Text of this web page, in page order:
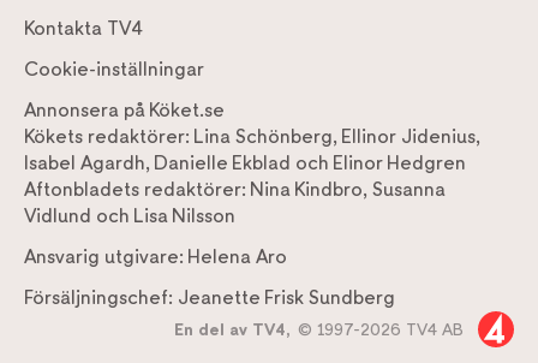
Kontakta TV4
Cookie-inställningar
Annonsera på Köket.se
Kökets redaktörer: Lina Schönberg, Ellinor Jidenius,
Isabel Agardh, Danielle Ekblad och Elinor Hedgren
Aftonbladets redaktörer: Nina Kindbro, Susanna
Vidlund och Lisa Nilsson
Ansvarig utgivare: Helena Aro
Försäljningschef: Jeanette Frisk Sundberg
En del av TV4, © 1997-2026 TV4 AB